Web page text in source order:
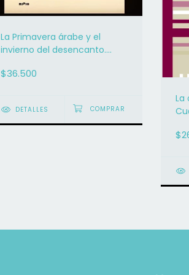
La Primavera árabe y el
invierno del desencanto.
digitales en el Norte de África
$36.500
DETALLES
La